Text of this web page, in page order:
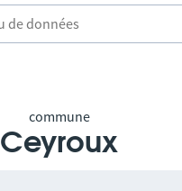
commune
Ceyroux